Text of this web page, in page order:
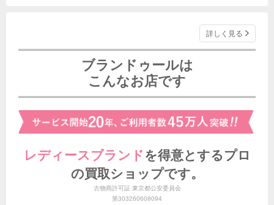
詳しく見る
ブランドゥールは
こんなお店です
レディースブランド を得意とする プロ
の買取ショップです。
古物商許可証 東京都公安委員会
第303260608094